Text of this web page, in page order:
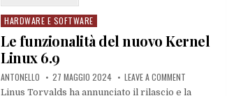
Posted
in
HARDWARE E SOFTWARE
Le funzionalità del nuovo Kernel
Linux 6.9
ANTONELLO 27 MAGGIO 2024 LEAVE A COMMENT
Linus Torvalds ha annunciato il rilascio e la